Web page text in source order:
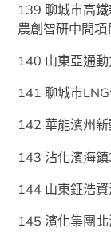
139 聊城市高
農創智研中間項
140 山東亞通
141 聊城市
142 華能濱州
143 沾化濱海
144 山東鉦浩
145 濱化集團